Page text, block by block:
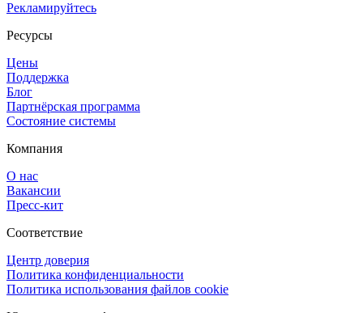
Рекламируйтесь
Ресурсы
Цены
Поддержка
Блог
Партнёрская программа
Состояние системы
Компания
О нас
Вакансии
Пресс-кит
Соответствие
Центр доверия
Политика конфиденциальности
Политика использования файлов cookie